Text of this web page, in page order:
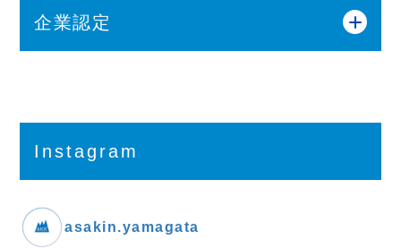
プレス順送り金型を設計・製作し、それを駆使し
た高速プレス加工により、主に、発展著しいエレ
らに塑性加工全般に領域を広げ、技術集団として
お客様の開発段階から積極的に提案し、信頼され
るパートナーとして貢献できるよう取り組んで参
ります。
1986年12月
2001年3月
2005年6月 MBOにて独立
2015年1月
在も継続中)
企業認定
Instagram
asakin.yamagata